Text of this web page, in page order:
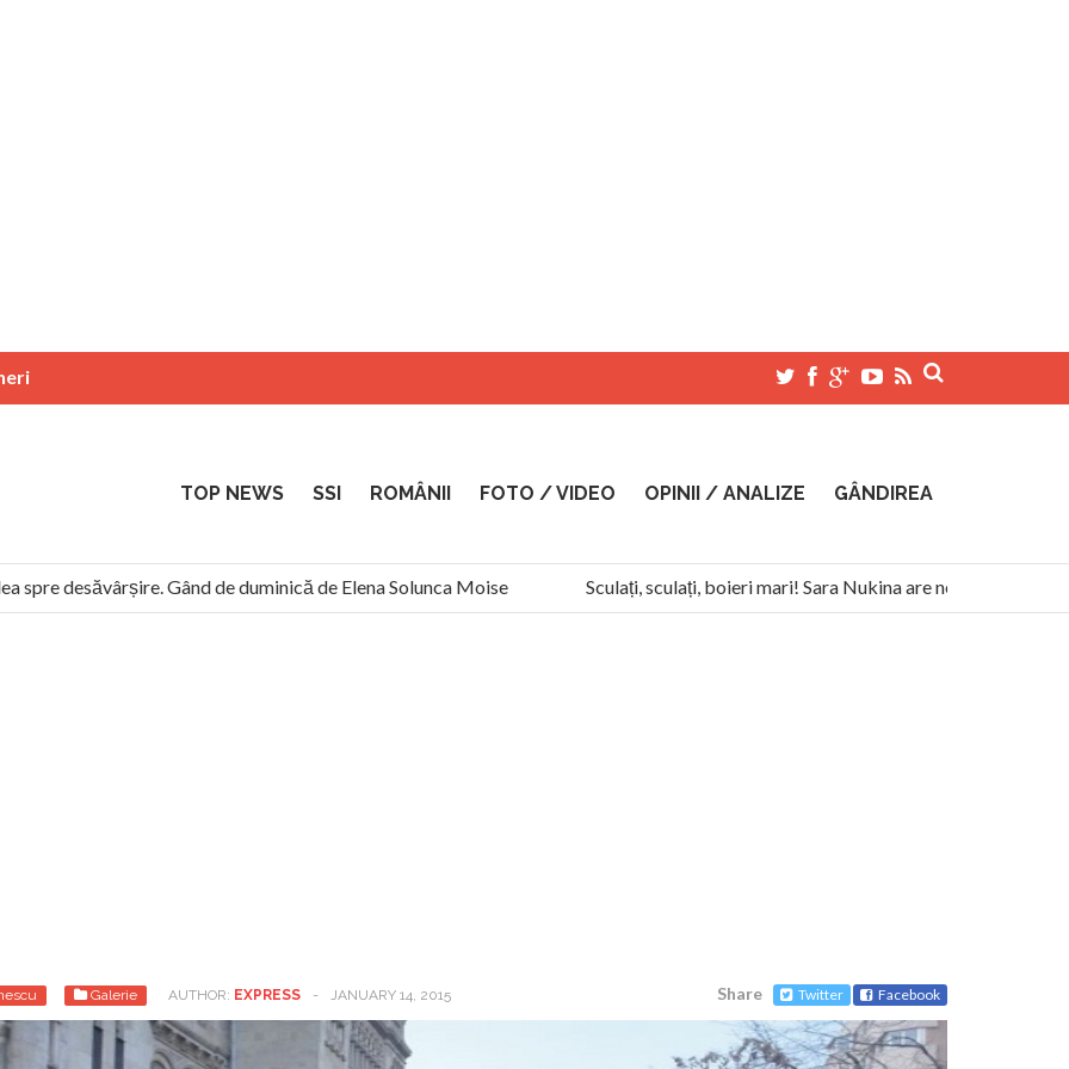
TOP NEWS SSI ROMÂNII FOTO / VIDEO OPINII / ANALIZE GÂNDIREA
desăvârșire. Gând de duminică de Elena Solunca Moise
Sculați, sculați, boieri mari! Sara Nukina are nevoie de ajutorul
“românii sunt slavi, nu latini”. Fostul agent ceaușist de la Humanitas militează pentru federalizarea României
Galerie AUTHOR: EXPRESS - JANUARY 14, 2015 Share Twitter Facebook